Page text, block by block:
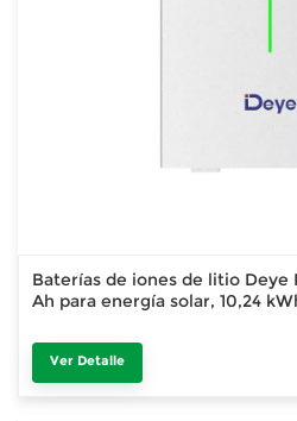
Baterías de iones de litio Deye
Ah para energía solar, 10,24
Ver Detalle